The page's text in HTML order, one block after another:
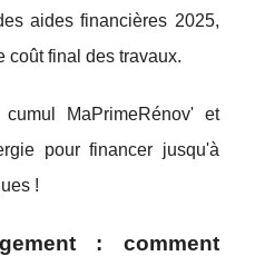
aides financières 2025,
coût final des travaux.
MaPrimeRénov' et
pour financer jusqu'à
!
: comment